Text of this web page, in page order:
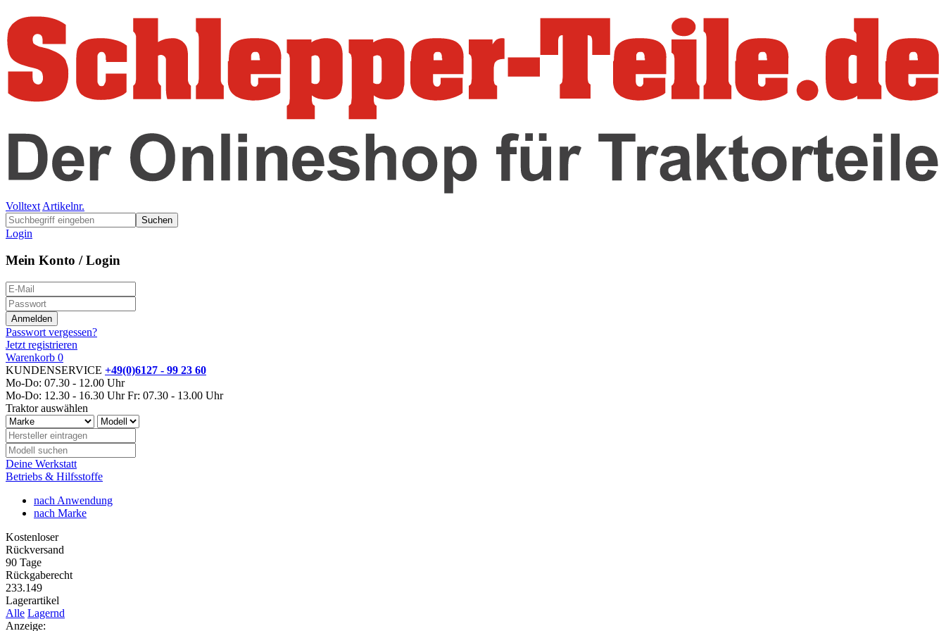
Volltext Artikelnr.
Suchen
Login
Mein Konto / Login
Passwort vergessen?
Jetzt registrieren
Warenkorb 0
KUNDENSERVICE +49(0)6127 - 99 23 60
Mo-Do: 07.30 - 12.00 Uhr
Mo-Do: 12.30 - 16.30 Uhr Fr: 07.30 - 13.00 Uhr
Traktor auswählen
Deine Werkstatt
Betriebs & Hilfsstoffe
nach Anwendung
nach Marke
Kostenloser
Rückversand
90 Tage
Rückgaberecht
233.149
Lagerartikel
Alle Lagernd
Anzeige: